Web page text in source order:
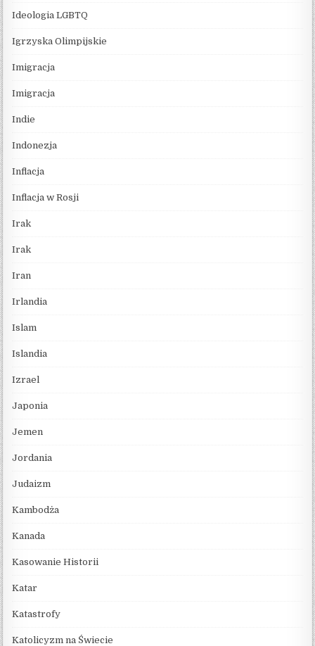
Ideologia LGBTQ
Igrzyska Olimpijskie
Imigracja
Imigracja
Indie
Indonezja
Inflacja
Inflacja w Rosji
Irak
Irak
Iran
Irlandia
Islam
Islandia
Izrael
Japonia
Jemen
Jordania
Judaizm
Kambodża
Kanada
Kasowanie Historii
Katar
Katastrofy
Katolicyzm na Świecie